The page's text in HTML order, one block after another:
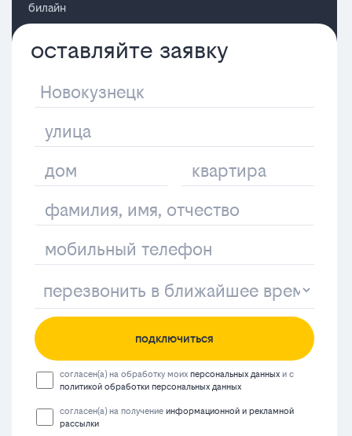
билайн
оставляйте заявку
подключиться
согласен(а) на обработку моихперсональных данных и с
политикой обработки персональных данных
согласен(а) на получениеинформационной и рекламной
рассылки